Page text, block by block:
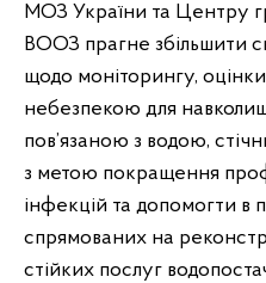
МОЗ України та Центру
ВООЗ прагне збільшити
щодо моніторингу,
небезпекою для
пов’язаною з водою,
з метою покращення
інфекцій та допомогти в
спрямованих на
стійких послуг